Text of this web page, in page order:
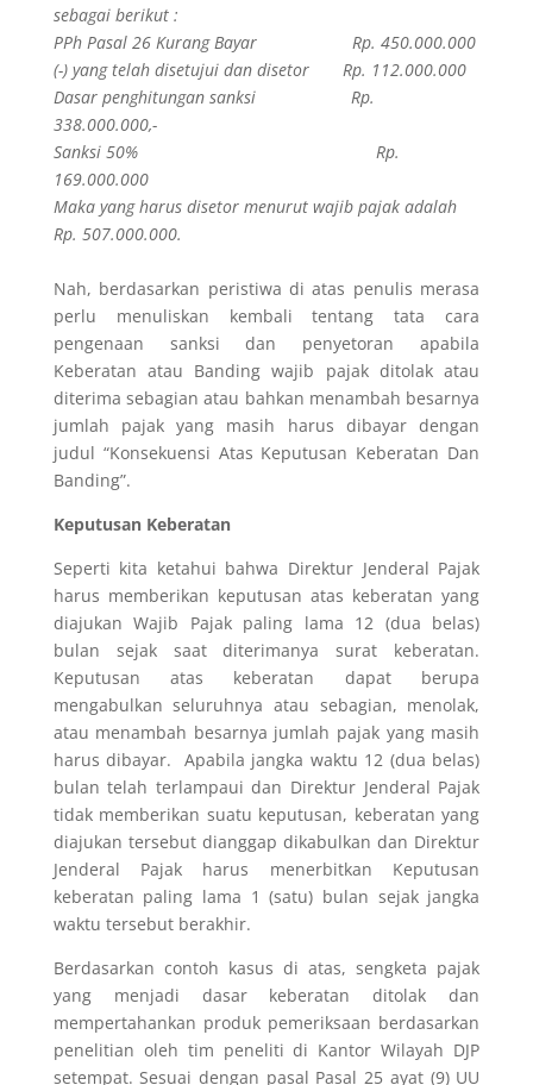
sebagai berikut :
PPh Pasal 26 Kurang Bayar Rp. 450.000.000
(-) yang telah disetujui dan disetor Rp. 112.000.000
Dasar penghitungan sanksi Rp.
338.000.000,-
Sanksi 50% Rp.
169.000.000
Maka yang harus disetor menurut wajib pajak adalah
Rp. 507.000.000.
Nah, berdasarkan peristiwa di atas penulis merasa
perlu menuliskan kembali tentang tata cara
pengenaan sanksi dan penyetoran apabila
Keberatan atau Banding wajib pajak ditolak atau
diterima sebagian atau bahkan menambah besarnya
jumlah pajak yang masih harus dibayar dengan
judul “Konsekuensi Atas Keputusan Keberatan Dan
Banding”.
Keputusan Keberatan
Seperti kita ketahui bahwa Direktur Jenderal Pajak
harus memberikan keputusan atas keberatan yang
diajukan Wajib Pajak paling lama 12 (dua belas)
bulan sejak saat diterimanya surat keberatan.
Keputusan atas keberatan dapat berupa
mengabulkan seluruhnya atau sebagian, menolak,
atau menambah besarnya jumlah pajak yang masih
harus dibayar. Apabila jangka waktu 12 (dua belas)
bulan telah terlampaui dan Direktur Jenderal Pajak
tidak memberikan suatu keputusan, keberatan yang
diajukan tersebut dianggap dikabulkan dan Direktur
Jenderal Pajak harus menerbitkan Keputusan
keberatan paling lama 1 (satu) bulan sejak jangka
waktu tersebut berakhir.
Berdasarkan contoh kasus di atas, sengketa pajak
yang menjadi dasar keberatan
ditolak
dan
mempertahankan produk pemeriksaan berdasarkan
penelitian oleh tim peneliti di Kantor Wilayah DJP
setempat. Sesuai dengan pasal Pasal 25 ayat (9) UU